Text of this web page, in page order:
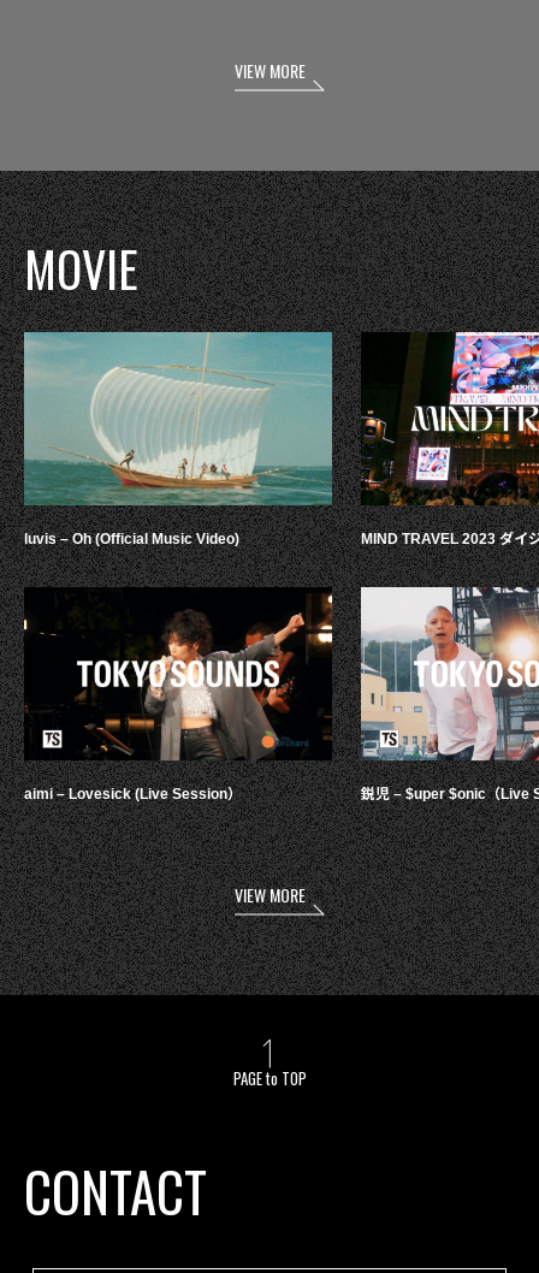
VIEW MORE
MOVIE
luvis – Oh (Official Music Video)
aimi – Lovesick (Live Session）
MIND TRAVEL 2023 ダイ
鋭児 – $uper $onic（Live
VIEW MORE
PAGE to TOP
CONTACT